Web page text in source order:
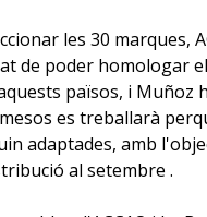
les 30 marques,
de poder homologar
països, i Muñoz
es treballarà
adaptades, amb
al setembre .